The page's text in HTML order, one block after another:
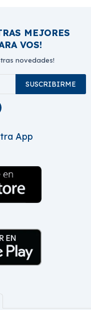
MEJORES
VOS!
novedades!
SUSCRIBIRME
App